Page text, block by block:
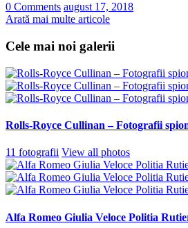
0 Comments august 17, 2018
Arată mai multe articole
Cele mai noi galerii
Rolls-Royce Cullinan – Fotografii
11 fotografii View all photos
Alfa Romeo Giulia Veloce Politia